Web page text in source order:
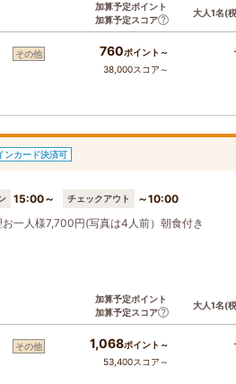
加算予定ポイント
加算予定スコア
大人1名(
その他 760ポイント～
38,000スコア～
ンカード決済可
15:00～ チェックアウト
～10:00
一人様7,700円(写真は4人前）朝食付き
加算予定ポイント
加算予定スコア
大人1名(
その他 1,068ポイント～
53,400スコア～